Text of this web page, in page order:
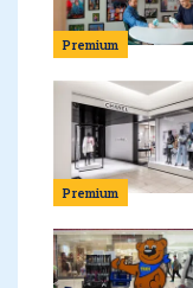
Premium
Premium